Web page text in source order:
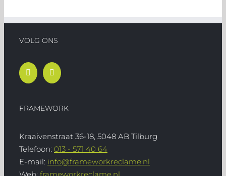
VOLG ONS
FRAMEWORK
Kraaivenstraat 36-18, 5048 AB Tilburg
Telefoon: 013 - 571 40 64
E-mail: info@frameworkreclame.nl
Web: frameworkreclame.nl